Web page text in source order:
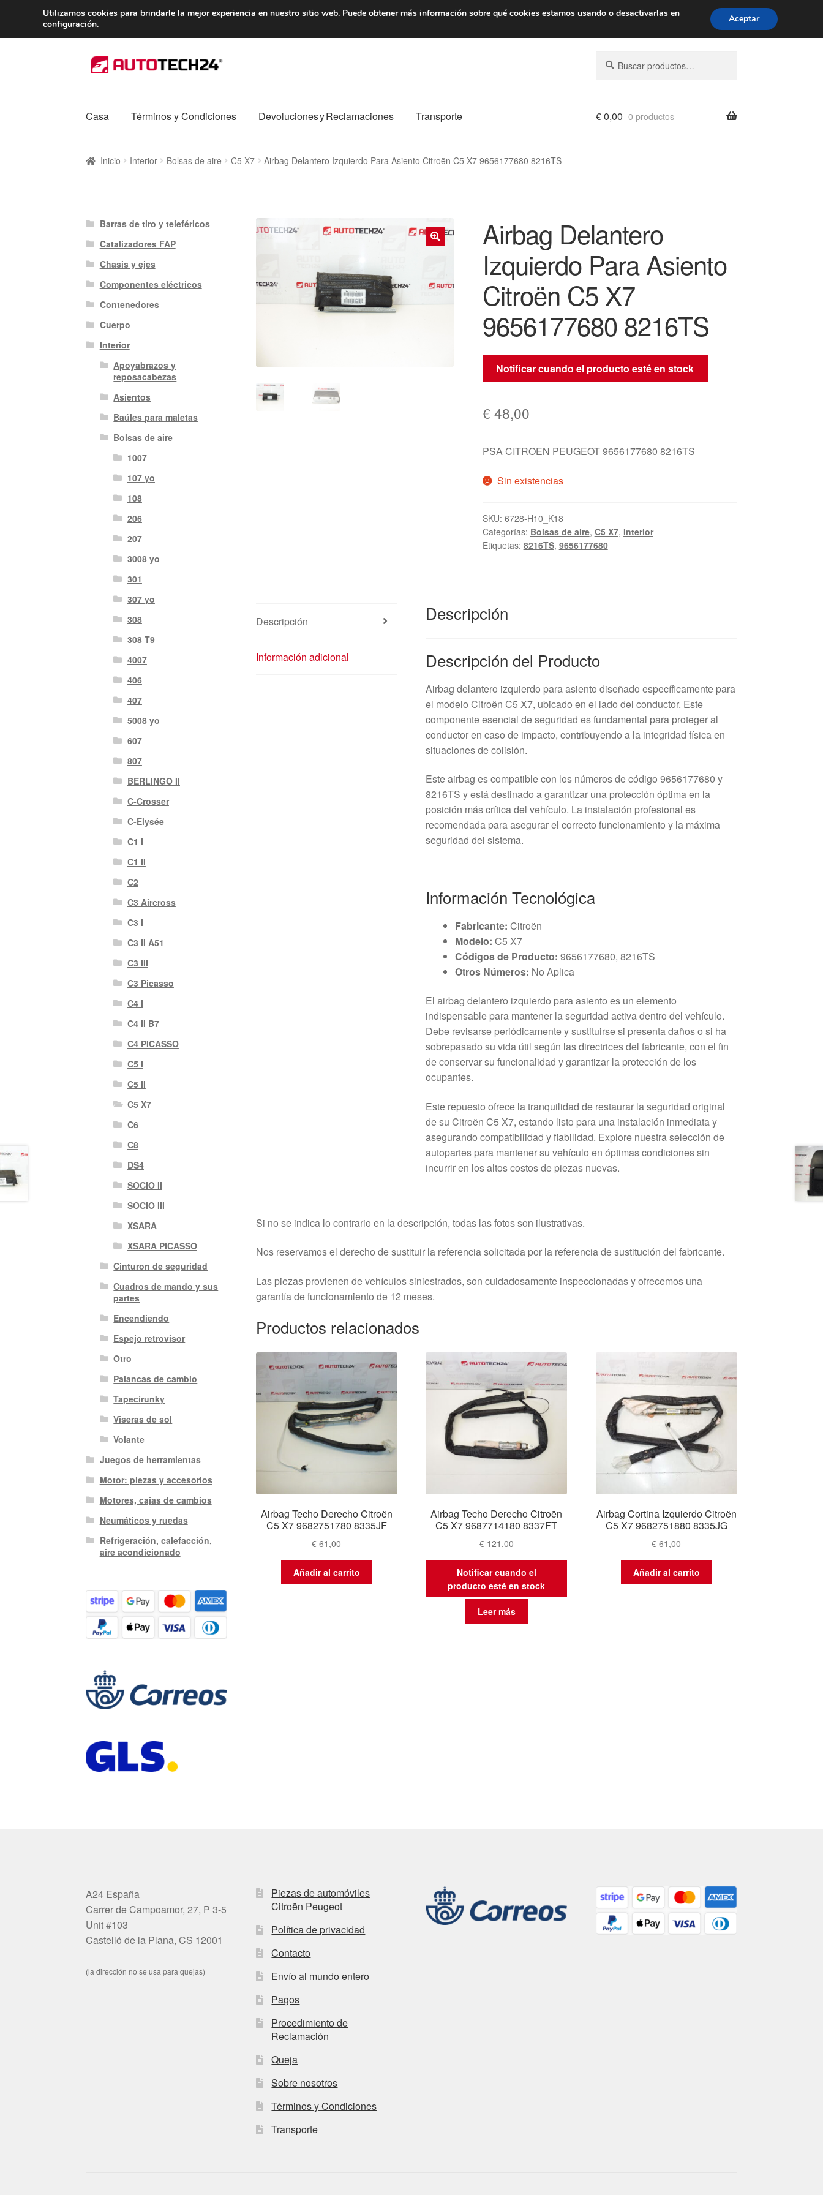
ENTREGA desde 7 EUR De lunes a viernes de 9 a. m. a 4 p. m.900 933 246
Ir
a
Ir
al
por:
Casa Términos y Condiciones Devoluciones y Reclamaciones Transporte
InicioCaja registradora Carro Contacto Envío al mundo enteroMi cuenta PagosPolítica de privacidad
€0,00 0 productos
Inicio Interior Bolsas de aire C5 X7 Airbag Delantero Izquierdo Para Asiento Citroën C5 X7 9656177680 8216TS
Airbag Delantero
Izquierdo Para Asiento
Citroën C5 X7
9656177680 8216TS
Notificar cuando el producto esté en stock
€ 48,00
PSA CITROEN PEUGEOT 9656177680 8216TS
Sin existencias
SKU: 6728-H10_K18
Categorías: Bolsas de aire, C5 X7, Interior
Etiquetas: 8216TS, 9656177680
Descripción
Información adicional
Descripción
Descripción del Producto
Airbag delantero izquierdo para asiento diseñado específicamente para
el modelo Citroën C5 X7, ubicado en el lado del conductor. Este
componente esencial de seguridad es fundamental para proteger al
conductor en caso de impacto, contribuyendo a la integridad física en
situaciones de colisión.
Este airbag es compatible con los números de código 9656177680 y
8216TS y está destinado a garantizar una protección óptima en la
posición más crítica del vehículo. La instalación profesional es
recomendada para asegurar el correcto funcionamiento y la máxima
seguridad del sistema.
Información Tecnológica
Fabricante: Citroën
Modelo: C5 X7
Códigos de Producto: 9656177680, 8216TS
Otros Números: No Aplica
El airbag delantero izquierdo para asiento es un elemento
indispensable para mantener la seguridad activa dentro del vehículo.
Debe revisarse periódicamente y sustituirse si presenta daños o si ha
sobrepasado su vida útil según las directrices del fabricante, con el fin
de conservar su funcionalidad y garantizar la protección de los
ocupantes.
Este repuesto ofrece la tranquilidad de restaurar la seguridad original
de su Citroën C5 X7, estando listo para una instalación inmediata y
asegurando compatibilidad y fiabilidad. Explore nuestra selección de
autopartes para mantener su vehículo en óptimas condiciones sin
incurrir en los altos costos de piezas nuevas.
Si no se indica lo contrario en la descripción, todas las fotos son ilustrativas.
Nos reservamos el derecho de sustituir la referencia solicitada por la referencia de sustitución del fabricante.
Las piezas provienen de vehículos siniestrados, son cuidadosamente inspeccionadas y ofrecemos una
garantía de funcionamiento de 12 meses.
Productos relacionados
Airbag Techo Derecho Citroën
C5 X7 9682751780 8335JF
€ 61,00
Añadir al carrito
Airbag Techo Derecho Citroën
C5 X7 9687714180 8337FT
€121,00
Notificar cuando el
producto esté en stock
Leer más
Airbag Cortina Izquierdo Citroën
C5 X7 9682751880 8335JG
€ 61,00
Añadir al carrito
Barras de tiro y teleféricos
Catalizadores FAP
Chasis y ejes
Componentes eléctricos
Contenedores
Cuerpo
Interior
Apoyabrazos y
reposacabezas
Asientos
Baúles para maletas
Bolsas de aire
1007
107 yo
108
206
207
3008 yo
301
307 yo
308
308 T9
4007
406
407
5008 yo
607
807
BERLINGO II
C-Crosser
C-Elysée
C1 I
C1 II
C2
C3 Aircross
C3 I
C3 II A51
C3 III
C3 Picasso
C4 I
C4 II B7
C4 PICASSO
C5 I
C5 II
C5 X7
C6
C8
DS4
SOCIO II
SOCIO III
XSARA
XSARA PICASSO
Cinturon de seguridad
Cuadros de mando y sus
partes
Encendiendo
Espejo retrovisor
Otro
Palancas de cambio
Tapecírunky
Viseras de sol
Volante
Juegos de herramientas
Motor: piezas y accesorios
Motores, cajas de cambios
Neumáticos y ruedas
Refrigeración, calefacción,
aire acondicionado
A24 España
Carrer de Campoamor, 27, P 3-5
Unit #103
Castelló de la Plana, CS 12001
(la dirección no se usa para quejas)
Piezas de automóviles
Citroën Peugeot
Política de privacidad
Contacto
Envío al mundo entero
Pagos
Procedimiento de
Reclamación
Queja
Sobre nosotros
Términos y Condiciones
Transporte
Utilizamos cookies para brindarle la mejor experiencia en nuestro sitio web. Puede obtener más información sobre qué cookies estamos usando o desactivarlas en
configuración. Aceptar